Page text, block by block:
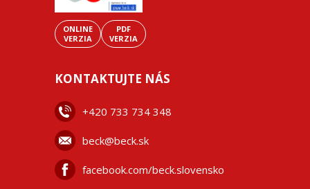
ONLINE
VERZIA
PDF
VERZIA
KONTAKTUJTE NÁS
+420 733 734 348
beck@beck.sk
facebook.com/beck.slovensko